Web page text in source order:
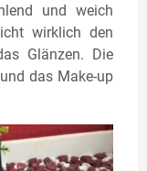
und weich
wirklich den
Glänzen. Die
das Make-up